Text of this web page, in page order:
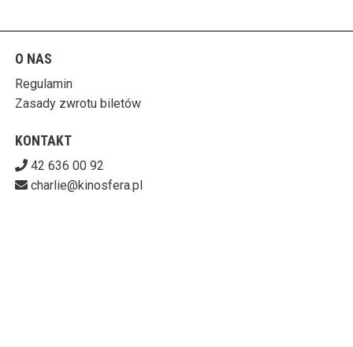
O NAS
Regulamin
Zasady zwrotu biletów
KONTAKT
42 636 00 92
charlie@kinosfera.pl